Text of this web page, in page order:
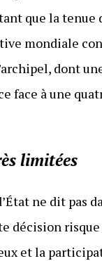
que la tenue
mondiale
dont
face à une
limitées
ne dit pas
décision risque
et la